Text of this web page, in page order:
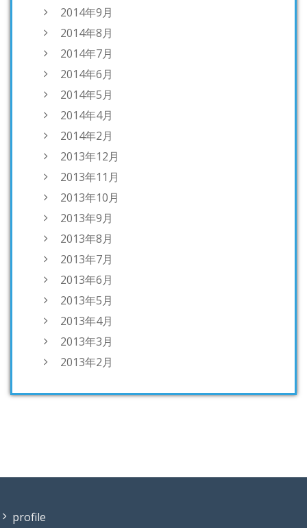
2014年9月
2014年8月
2014年7月
2014年6月
2014年5月
2014年4月
2014年2月
2013年12月
2013年11月
2013年10月
2013年9月
2013年8月
2013年7月
2013年6月
2013年5月
2013年4月
2013年3月
2013年2月
profile